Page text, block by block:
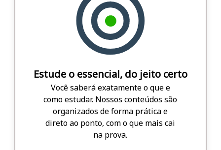
Estude o essencial, do jeito certo
Você saberá exatamente o que e
como estudar. Nossos conteúdos são
organizados de forma prática e
direto ao ponto, com o que mais cai
na prova.